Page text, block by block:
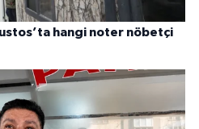
hangi noter nöbetçi